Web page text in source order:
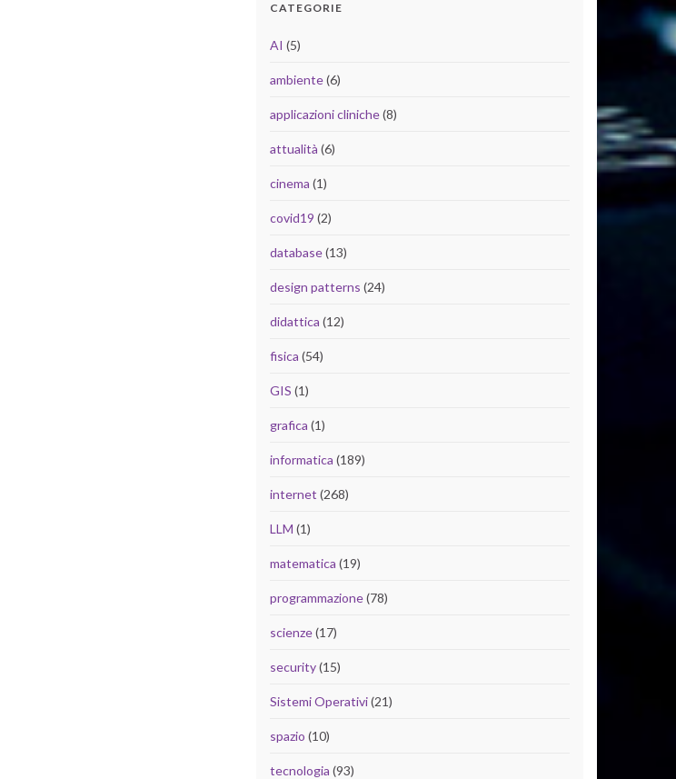
CATEGORIE
AI (5)
ambiente(6)
applicazioni cliniche(8)
attualità (6)
cinema (1)
covid19 (2)
database(13)
design patterns (24)
didattica (12)
fisica (54)
GIS (1)
grafica (1)
informatica (189)
internet (268)
LLM (1)
matematica (19)
programmazione(78)
scienze(17)
security(15)
Sistemi Operativi(21)
spazio (10)
tecnologia (93)